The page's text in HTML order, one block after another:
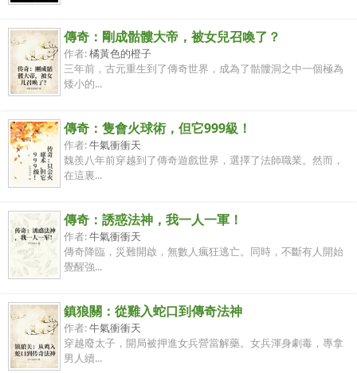
傳奇：剛成骷髏大帝，被女兒召喚了？
作者:橘黃色的橙子
三年前，古元重生到了傳奇世界，成為了骷髏洞之中一個極為
矮小的...
傳奇：隻會火球術，但它999級！
作者:牛氣衝衝天
魏羨八年前穿越到了傳奇遊戲世界，選擇了法師職業。然而，
在這裏...
傳奇：誘惑法神，我一人一軍！
作者:牛氣衝衝天
傳奇降臨，災難開啟，無數人瘋狂逃亡。同時，不斷有人開始
覺醒強...
鎮狼關：從雞入蛇口到傳奇法神
作者:牛氣衝衝天
穿越廢太子，開局被押進女兵營當解藥。女兵渾身劇毒，專拿
男人續...